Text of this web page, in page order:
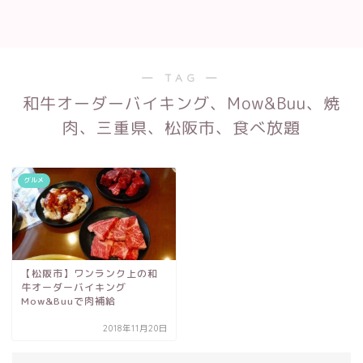
― TAG ―
和牛オーダーバイキング、Mow&Buu、焼
肉、三重県、松阪市、食べ放題
グルメ
【松阪市】ワンランク上の和
牛オーダーバイキング
Mow&Buuで肉補給
2018年11月20日